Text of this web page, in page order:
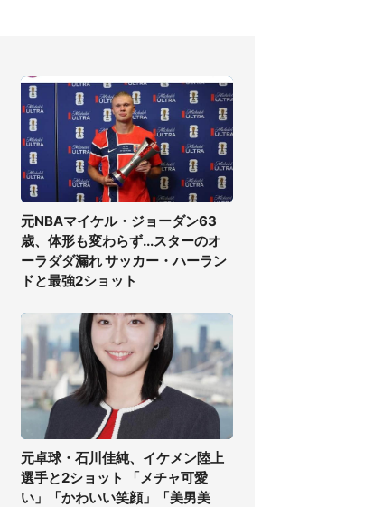
元NBAマイケル・ジョーダン63
歳、体形も変わらず...スターのオ
ーラダダ漏れ サッカー・ハーラン
ドと最強2ショット
元卓球・石川佳純、イケメン陸上
選手と2ショット 「メチャ可愛
い」「かわいい笑顔」「美男美